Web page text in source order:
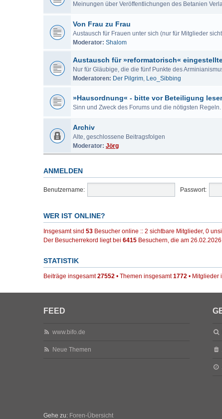
Meinungen über Veröffentlichungen des Betanien
Von Frau zu Frau
Austausch für Frauen unter sich (nur für Mitglieder
Moderator: Shalom
Austausch für »reformatorisch«
Nur für Gläubige, die die fünf Punkte des
Moderatoren: Der Pilgrim, Leo_Sibbing
»Hausordnung« - bitte vor Beteiligung
Sinn und Zweck des Forums und die nötigsten Regeln.
Archiv
Alte, geschlossene Beitragsfolgen
Moderator: Jörg
ANMELDEN
Benutzername: Passwort:
WER IST ONLINE?
Insgesamt sind 53 Besucher online :: 2 sichtbare Mitglieder, 0
Der Besucherrekord liegt bei 6415 Besuchern, die am
STATISTIK
Beiträge insgesamt27552 • Themen insgesamt1772 • Mitglieder
FEED
www.bifo.de
Neue Themen
Gehe zu: Foren-Übersicht